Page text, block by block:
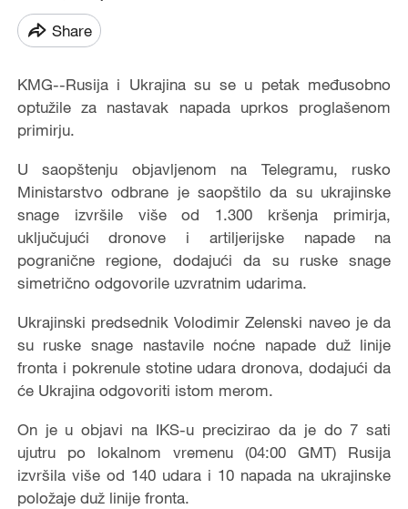
Share
KMG--Rusija i Ukrajina su se u petak međusobno
optužile za nastavak napada uprkos proglašenom
primirju.
U saopštenju objavljenom na Telegramu, rusko
Ministarstvo odbrane je saopštilo da su ukrajinske
snage izvršile više od 1.300 kršenja primirja,
uključujući dronove i artiljerijske napade na
pogranične regione, dodajući da su ruske snage
simetrično odgovorile uzvratnim udarima.
Ukrajinski predsednik Volodimir Zelenski naveo je da
su ruske snage nastavile noćne napade duž linije
fronta i pokrenule stotine udara dronova, dodajući da
će Ukrajina odgovoriti istom merom.
On je u objavi na IKS-u precizirao da je do 7 sati
ujutru po lokalnom vremenu (04:00 GMT) Rusija
izvršila više od 140 udara i 10 napada na ukrajinske
položaje duž linije fronta.